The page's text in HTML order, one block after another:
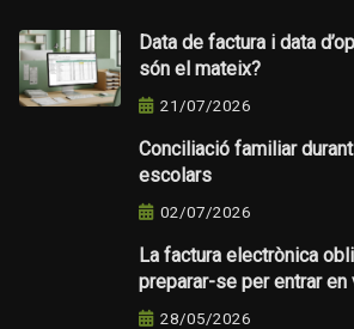
Data de factura i data
són el mateix?
21/07/2026
Conciliació familiar
escolars
02/07/2026
La factura electrònica
preparar-se per entrar en
28/05/2026